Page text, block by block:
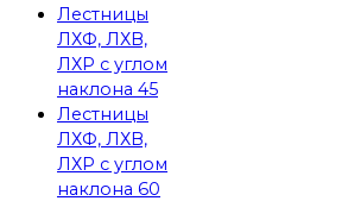
Лестницы
ЛХФ, ЛХВ,
ЛХР с углом
наклона 45
Лестницы
ЛХФ, ЛХВ,
ЛХР с углом
наклона 60